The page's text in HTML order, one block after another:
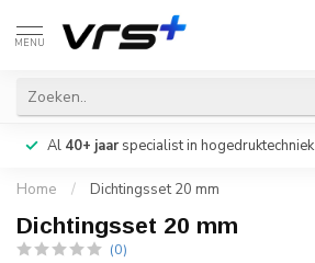
MENU
Al 40+ jaarspecialist in hogedruktechniek
Home / Dichtingsset 20 mm
Dichtingsset 20 mm
(0)